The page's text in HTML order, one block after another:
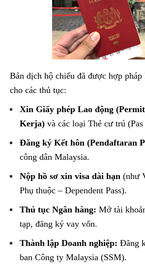
Bản dịch hộ chiếu đã được hợp pháp
cho các thủ tục:
Xin Giấy phép Lao động
Kerja) và các loại Thẻ cư trú (Pas
Đăng ký Kết hôn (Pendaftaran
công dân Malaysia.
Nộp hồ sơ xin visa dài hạn (như
Phụ thuộc – Dependent Pass).
Thủ tục Ngân hàng: Mở tài
tạp, đăng ký vay vốn.
Thành lập Doanh nghiệp: Đăng
ban Công ty Malaysia (SSM).